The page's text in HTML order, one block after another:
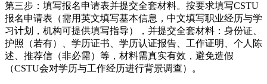
第三步：填写报名申请表并提交全套材料。按要求填写CSTU
报名申请表（需用英文填写基本信息，中文填写职业经历与学
习计划，机构可提供填写指导），并提交全套材料：身份证、
护照（若有）、学历证书、学历认证报告、工作证明、个人陈
述、推荐信（非必需）等，材料需真实有效，避免造假
（CSTU会对学历与工作经历进行背景调查）。